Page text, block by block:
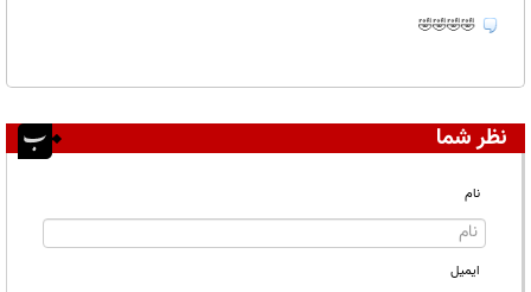
🤣🤣🤣🤣
نظر شما
نام
ایمیل